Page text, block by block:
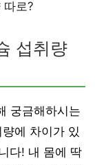
섭취량
궁금해하시는
에 차이가 있
다! 내 몸에 딱